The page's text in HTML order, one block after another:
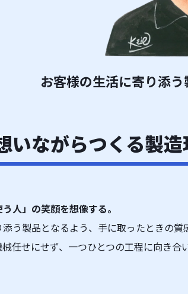
お客様の生活に寄り添
いながらつくる製
人」の笑顔を想像する。
う製品となるよう、手に取ったときの
任せにせず、一つひとつの工程に向き合い